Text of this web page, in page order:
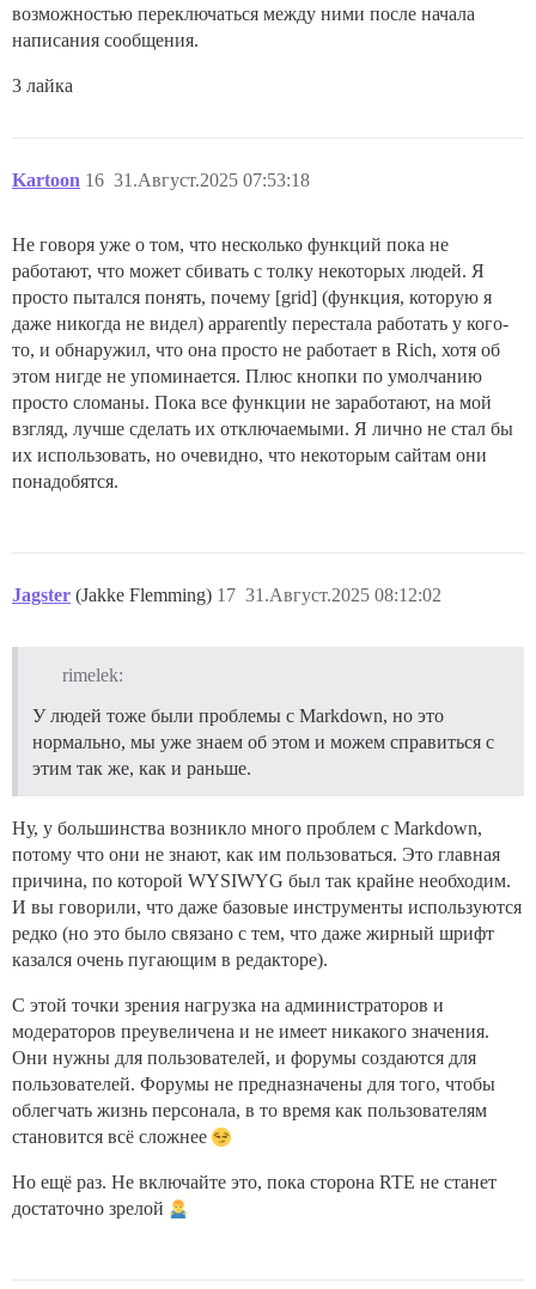
возможностью переключаться между ними после начала
написания сообщения.
3 лайка
Kartoon 31.Август.2025 07:53:18
16
Не говоря уже о том, что несколько функций пока не
работают, что может сбивать с толку некоторых людей. Я
просто пытался понять, почему [grid] (функция, которую я
даже никогда не видел) apparently перестала работать у кого-
то, и обнаружил, что она просто не работает в Rich, хотя об
этом нигде не упоминается. Плюс кнопки по умолчанию
просто сломаны. Пока все функции не заработают, на мой
взгляд, лучше сделать их отключаемыми. Я лично не стал бы
их использовать, но очевидно, что некоторым сайтам они
понадобятся.
Jagster (Jakke Flemming) 31.Август.2025 08:12:02
17
rimelek:
У людей тоже были проблемы с Markdown, но это
нормально, мы уже знаем об этом и можем справиться с
этим так же, как и раньше.
Ну, у большинства возникло много проблем с Markdown,
потому что они не знают, как им пользоваться. Это главная
причина, по которой WYSIWYG был так крайне необходим.
И вы говорили, что даже базовые инструменты используются
редко (но это было связано с тем, что даже жирный шрифт
казался очень пугающим в редакторе).
С этой точки зрения нагрузка на администраторов и
модераторов преувеличена и не имеет никакого значения.
Они нужны для пользователей, и форумы создаются для
пользователей. Форумы не предназначены для того, чтобы
облегчать жизнь персонала, в то время как пользователям
становится всё сложнее
Но ещё раз. Не включайте это, пока сторона RTE не станет
достаточно зрелой